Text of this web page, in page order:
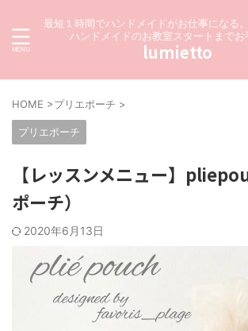
最短１時間でハンドメイドがお仕事になる
ハンドメイドのお教室スタートまでお
lumietto
HOME >プリエポーチ >
プリエポーチ
【レッスンメニュー】
ポーチ）
2020年6月13日